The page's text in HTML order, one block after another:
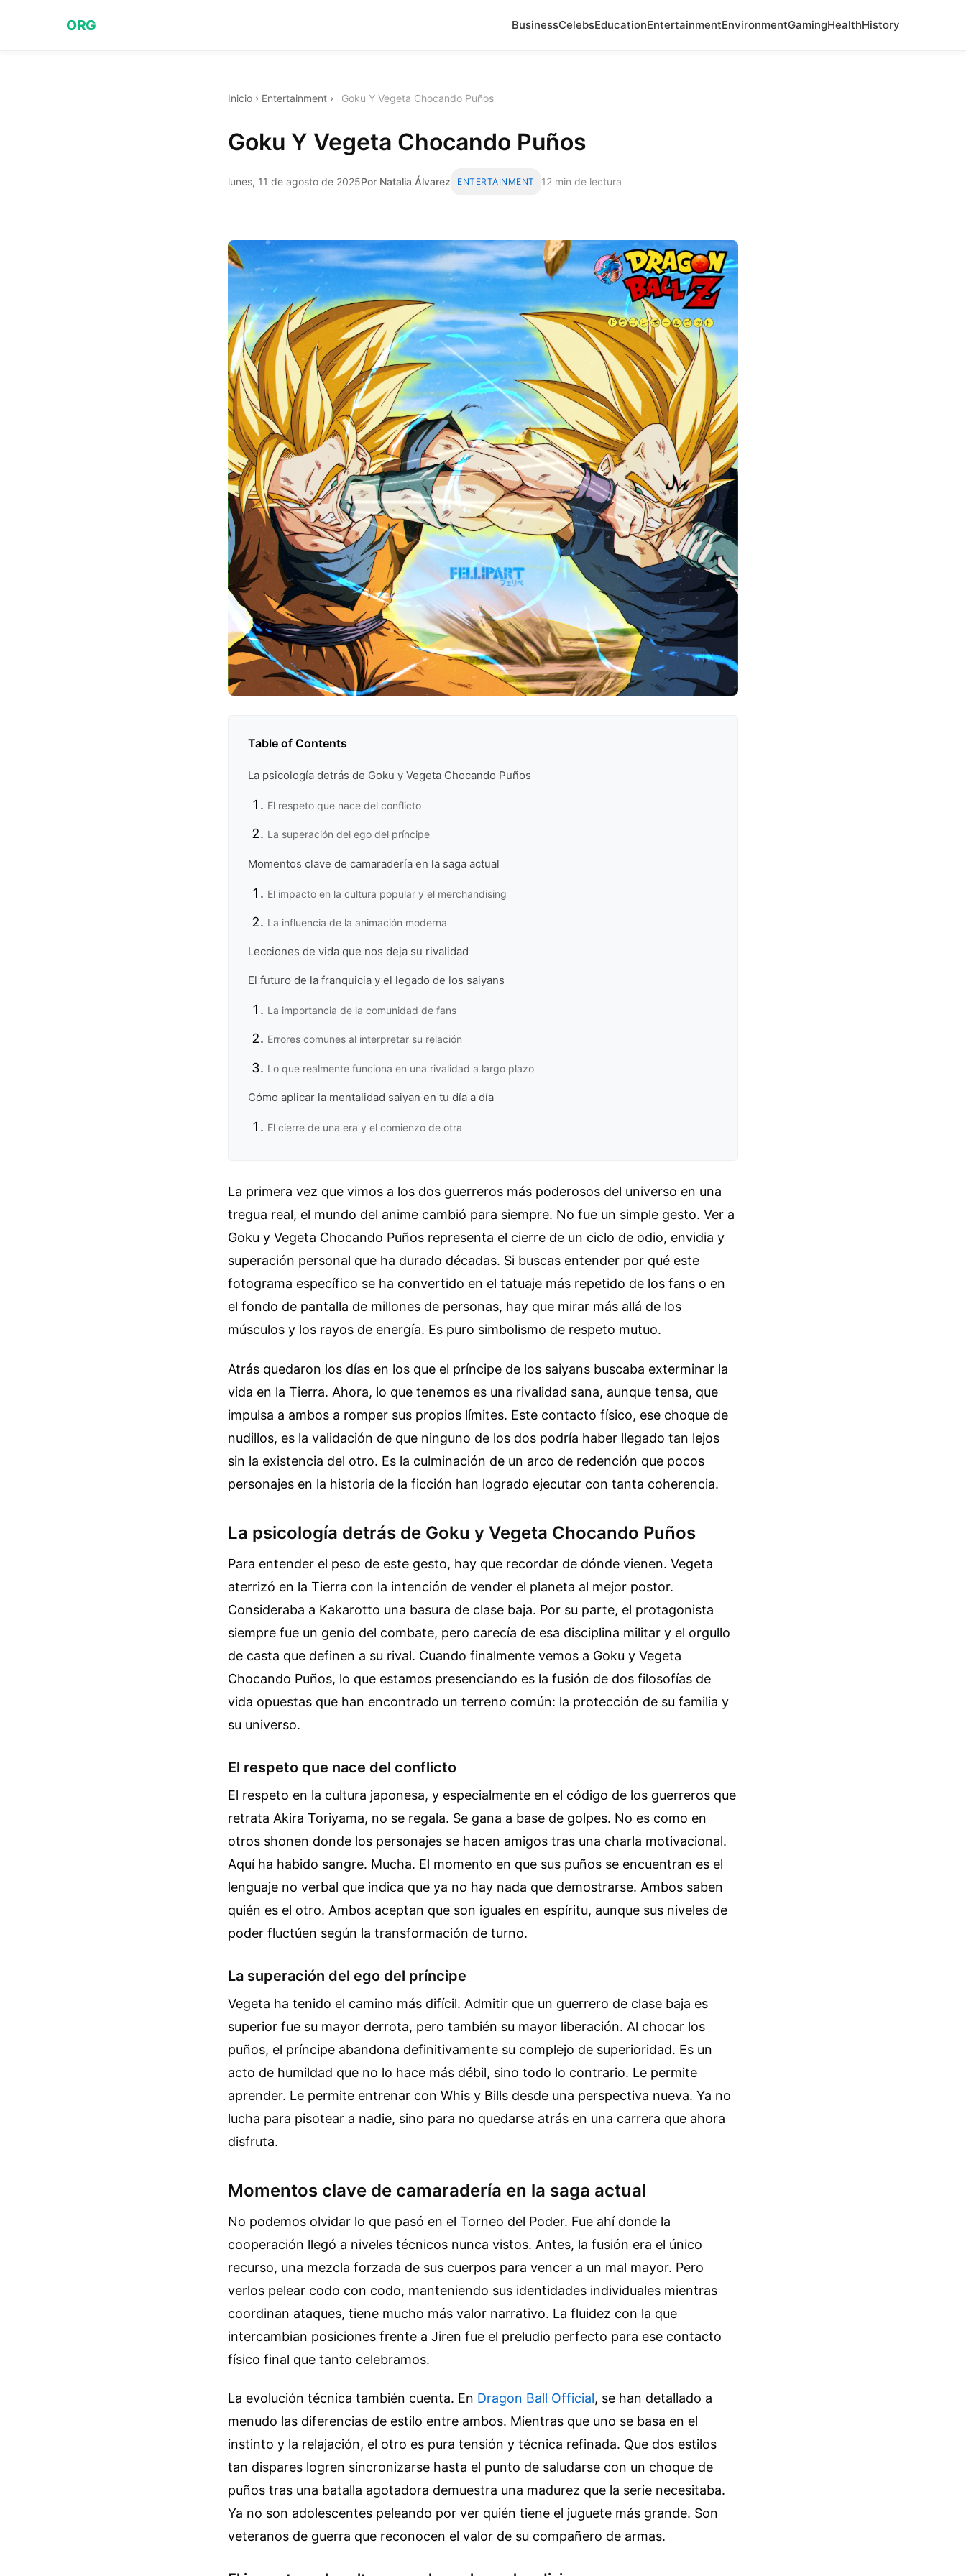
ORG BusinessCelebsEducationEntertainmentEnvironmentGamingHealthHistory
Inicio › Entertainment › Goku Y Vegeta Chocando Puños
Goku Y Vegeta Chocando Puños
lunes, 11 de agosto de 2025Por Natalia Álvarez ENTERTAINMENT 12 min de lectura
Table of Contents
La psicología detrás de Goku y Vegeta Chocando Puños
El respeto que nace del conflicto
La superación del ego del príncipe
Momentos clave de camaradería en la saga actual
El impacto en la cultura popular y el merchandising
La influencia de la animación moderna
Lecciones de vida que nos deja su rivalidad
El futuro de la franquicia y el legado de los saiyans
La importancia de la comunidad de fans
Errores comunes al interpretar su relación
Lo que realmente funciona en una rivalidad a largo plazo
Cómo aplicar la mentalidad saiyan en tu día a día
El cierre de una era y el comienzo de otra
La primera vez que vimos a los dos guerreros más poderosos del universo en una
tregua real, el mundo del anime cambió para siempre. No fue un simple gesto. Ver a
Goku y Vegeta Chocando Puños representa el cierre de un ciclo de odio, envidia y
superación personal que ha durado décadas. Si buscas entender por qué este
fotograma específico se ha convertido en el tatuaje más repetido de los fans o en
el fondo de pantalla de millones de personas, hay que mirar más allá de los
músculos y los rayos de energía. Es puro simbolismo de respeto mutuo.
Atrás quedaron los días en los que el príncipe de los saiyans buscaba exterminar la
vida en la Tierra. Ahora, lo que tenemos es una rivalidad sana, aunque tensa, que
impulsa a ambos a romper sus propios límites. Este contacto físico, ese choque de
nudillos, es la validación de que ninguno de los dos podría haber llegado tan lejos
sin la existencia del otro. Es la culminación de un arco de redención que pocos
personajes en la historia de la ficción han logrado ejecutar con tanta coherencia.
La psicología detrás de Goku y Vegeta Chocando Puños
Para entender el peso de este gesto, hay que recordar de dónde vienen. Vegeta
aterrizó en la Tierra con la intención de vender el planeta al mejor postor.
Consideraba a Kakarotto una basura de clase baja. Por su parte, el protagonista
siempre fue un genio del combate, pero carecía de esa disciplina militar y el orgullo
de casta que definen a su rival. Cuando finalmente vemos a Goku y Vegeta
Chocando Puños, lo que estamos presenciando es la fusión de dos filosofías de
vida opuestas que han encontrado un terreno común: la protección de su familia y
su universo.
El respeto que nace del conflicto
El respeto en la cultura japonesa, y especialmente en el código de los guerreros que
retrata Akira Toriyama, no se regala. Se gana a base de golpes. No es como en
otros shonen donde los personajes se hacen amigos tras una charla motivacional.
Aquí ha habido sangre. Mucha. El momento en que sus puños se encuentran es el
lenguaje no verbal que indica que ya no hay nada que demostrarse. Ambos saben
quién es el otro. Ambos aceptan que son iguales en espíritu, aunque sus niveles de
poder fluctúen según la transformación de turno.
La superación del ego del príncipe
Vegeta ha tenido el camino más difícil. Admitir que un guerrero de clase baja es
superior fue su mayor derrota, pero también su mayor liberación. Al chocar los
puños, el príncipe abandona definitivamente su complejo de superioridad. Es un
acto de humildad que no lo hace más débil, sino todo lo contrario. Le permite
aprender. Le permite entrenar con Whis y Bills desde una perspectiva nueva. Ya no
lucha para pisotear a nadie, sino para no quedarse atrás en una carrera que ahora
disfruta.
Momentos clave de camaradería en la saga actual
No podemos olvidar lo que pasó en el Torneo del Poder. Fue ahí donde la
cooperación llegó a niveles técnicos nunca vistos. Antes, la fusión era el único
recurso, una mezcla forzada de sus cuerpos para vencer a un mal mayor. Pero
verlos pelear codo con codo, manteniendo sus identidades individuales mientras
coordinan ataques, tiene mucho más valor narrativo. La fluidez con la que
intercambian posiciones frente a Jiren fue el preludio perfecto para ese contacto
físico final que tanto celebramos.
La evolución técnica también cuenta. En Dragon Ball Official, se han detallado a
menudo las diferencias de estilo entre ambos. Mientras que uno se basa en el
instinto y la relajación, el otro es pura tensión y técnica refinada. Que dos estilos
tan dispares logren sincronizarse hasta el punto de saludarse con un choque de
puños tras una batalla agotadora demuestra una madurez que la serie necesitaba.
Ya no son adolescentes peleando por ver quién tiene el juguete más grande. Son
veteranos de guerra que reconocen el valor de su compañero de armas.